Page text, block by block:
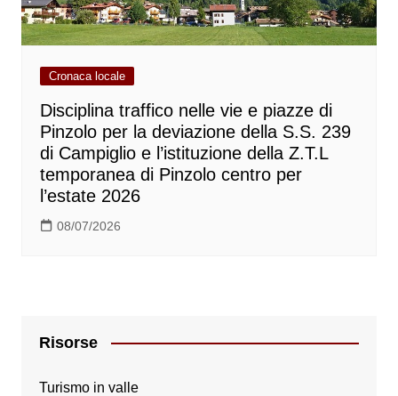
Cronaca locale
Disciplina traffico nelle vie e piazze di
Pinzolo per la deviazione della S.S. 239
di Campiglio e l’istituzione della Z.T.L
temporanea di Pinzolo centro per
l’estate 2026
08/07/2026
Risorse
Turismo in valle